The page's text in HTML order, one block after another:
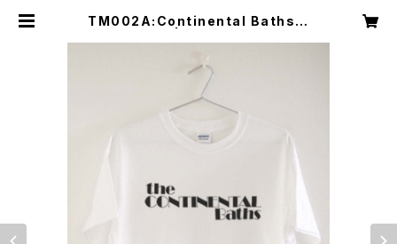
TM002A:Continental Baths T